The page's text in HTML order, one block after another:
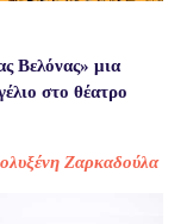
Βελόνας» μια
στο θέατρο
Ζαρκαδούλα